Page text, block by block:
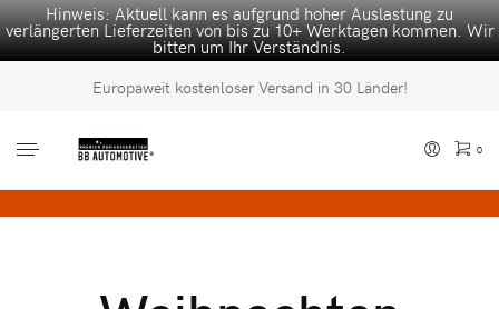
Hinweis: Aktuell kann es aufgrund hoher Auslastung zu
verlängerten Lieferzeiten von bis zu 10+ Werktagen kommen. Wir
bitten um Ihr Verständnis.
Europaweit kostenloser Versand in 30 Länder!
0